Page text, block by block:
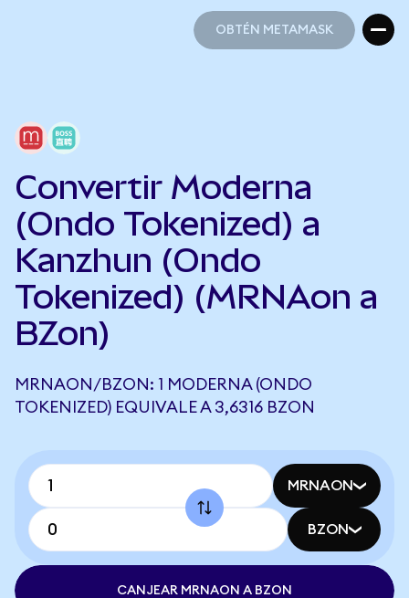
OBTÉN METAMASK
Convertir Moderna
(Ondo Tokenized) a
Kanzhun (Ondo
Tokenized) (MRNAon a
BZon)
MRNAON/BZON: 1 MODERNA (ONDO
TOKENIZED) EQUIVALE A 3,6316 BZON
MRNAON
BZON
CANJEAR MRNAON A BZON